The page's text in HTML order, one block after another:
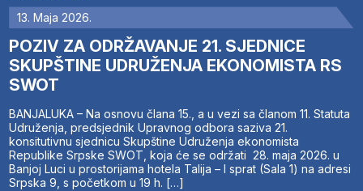
13. Maja 2026.
POZIV ZA ODRŽAVANJE 21. SJEDNICE
SKUPŠTINE UDRUŽENJA EKONOMISTA RS
SWOT
BANJALUKA – Na osnovu člana 15., a u vezi sa članom 11. Statuta
Udruženja, predsjednik Upravnog odbora saziva 21.
konsitutivnu sjednicu Skupštine Udruženja ekonomista
Republike Srpske SWOT, koja će se održati 28. maja 2026. u
Banjoj Luci u prostorijama hotela Talija – I sprat (Sala 1) na adresi
Srpska 9, s početkom u 19 h. […]